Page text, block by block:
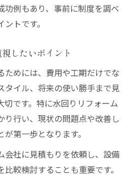
功例もあり、事前に制度を調べ
トです。
したいポイント
ためには、費用や工期だけでな
タイル、将来の使い勝手まで見
切です。特に水回りリフォーム
り行い、現状の問題点や改善し
第一歩となります。
会社に見積もりを依頼し、設備
較検討することも重要です。